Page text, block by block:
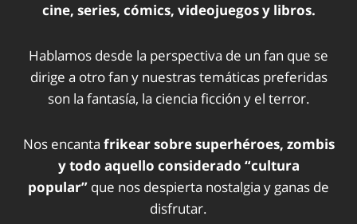
cine, series, cómics, videojuegos y libros.
Hablamos desde la perspectiva de un fan que se
dirige a otro fan y nuestras temáticas preferidas
son la fantasía, la ciencia ficción y el terror.
Nos encanta frikear sobre superhéroes, zombis
y todo aquello considerado “cultura
popular” que nos despierta nostalgia y ganas de
disfrutar.